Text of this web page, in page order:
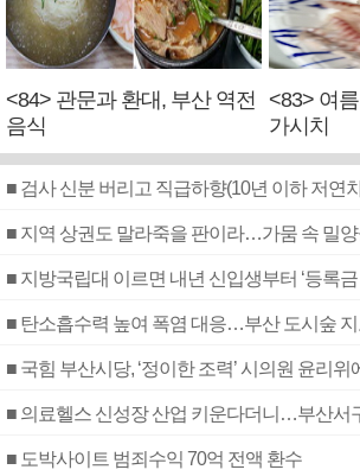
<84> 관문과 환대, 부산 역전
음식
<83> 여
가시치
■ 지역 상권도 말라죽을 판이라…가뭄 속 밀
■ 지방국립대 이르면 내년 신입생부터 ‘등록금
■ 탄소흡수력 높여 폭염 대응…부산 도시숲
■ 의료헬스 신성장 산업 키운다더니…부산서
■ 도박사이트 범죄수익 70억 전액 환수